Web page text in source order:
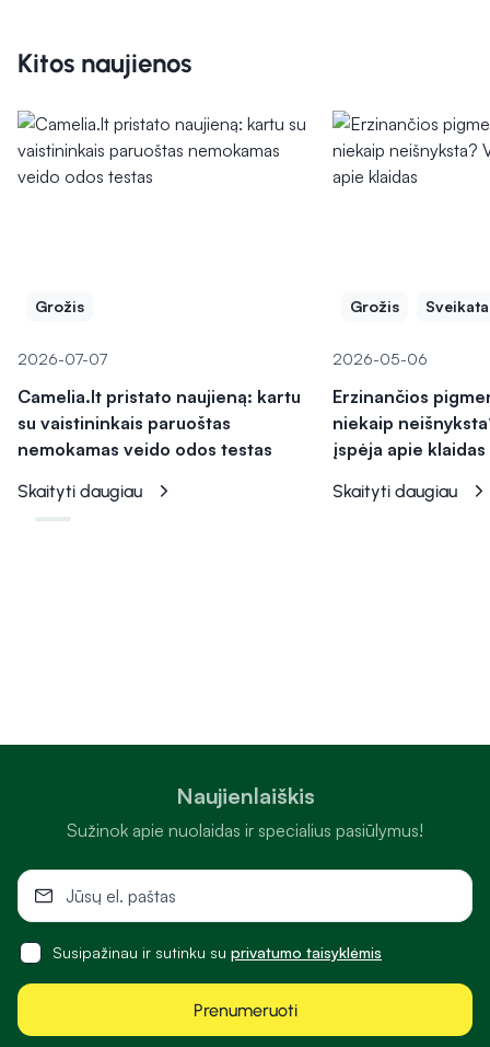
Kitos naujienos
Grožis
2026-07-07
Camelia.lt pristato naujieną: kartu
su vaistininkais paruoštas
nemokamas veido odos testas
Skaityti daugiau
Grožis Sveikata
2026-05-06
Erzinančios
niekaip
įspėja apie klaidas
Skaityti daugiau
Naujienlaiškis
Sužinok apie nuolaidas ir specialius pasiūlymus!
Susipažinau ir sutinku su privatumo taisyklėmis
Prenumeruoti